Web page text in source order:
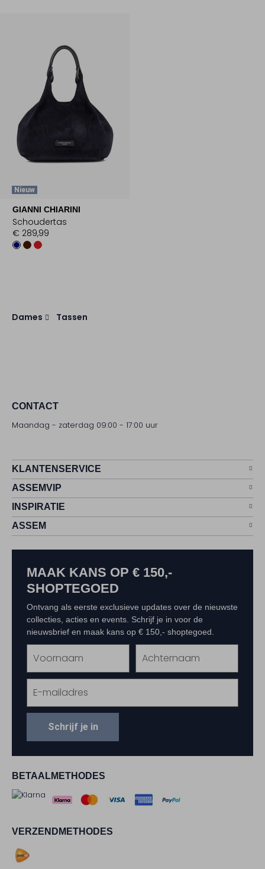
Nieuw
GIANNI CHIARINI
Schoudertas
€ 289,99
Dames Tassen
CONTACT
Maandag - zaterdag 09:00 - 17:00 uur
KLANTENSERVICE
ASSEMVIP
INSPIRATIE
ASSEM
BETAALMETHODES
VERZENDMETHODES
MAAK KANS OP € 150,-
SHOPTEGOED
Ontvang als eerste exclusieve updates over de nieuwste
collecties, acties en events. Schrijf je in voor de
nieuwsbrief en maak kans op € 150,- shoptegoed.
Schrijf je in